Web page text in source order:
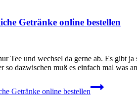
Getränke online bestellen
und wechsel da gerne ab. Es gibt
so dazwischen muß es einfach mal was
Getränke online bestellen